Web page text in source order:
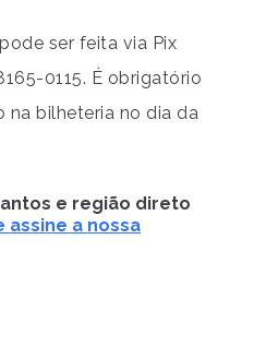
ser feita via Pix
0115. É obrigatório
na bilheteria no dia da
e região direto
assine a nossa